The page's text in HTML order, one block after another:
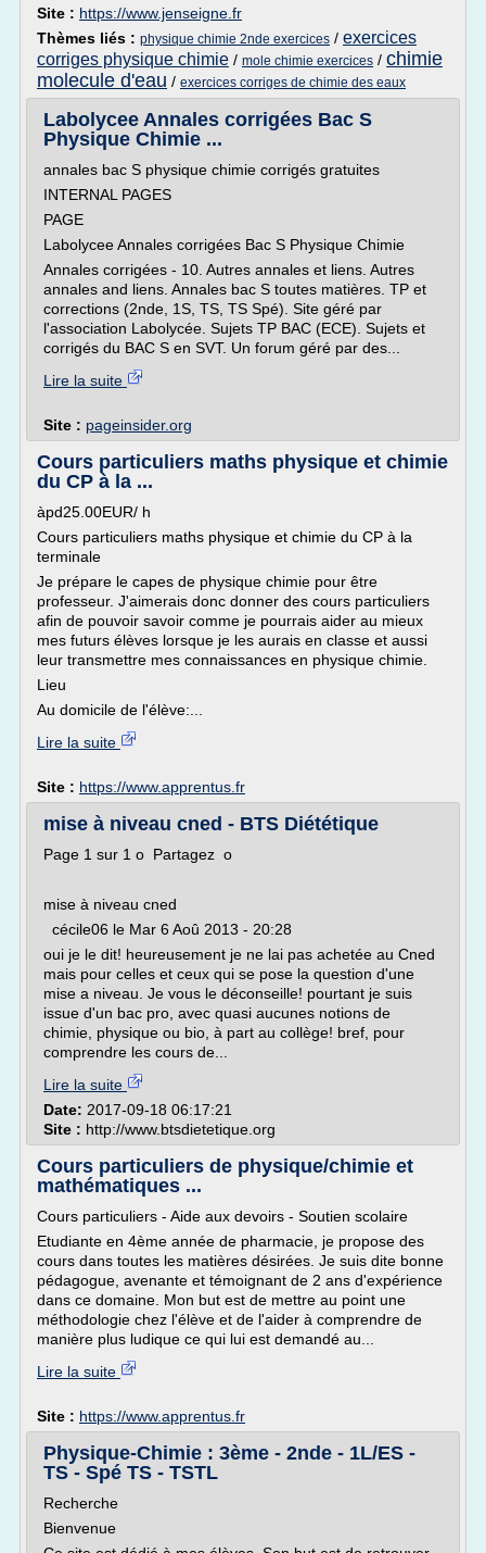
Site : https://www.jenseigne.fr
Thèmes liés : physique chimie 2nde exercices / exercices
corriges physique chimie / mole chimie exercices / chimie
molecule d'eau / exercices corriges de chimie des eaux
Labolycee Annales corrigées Bac S
Physique Chimie ...
annales bac S physique chimie corrigés gratuites
INTERNAL PAGES
PAGE
Labolycee Annales corrigées Bac S Physique Chimie
Annales corrigées - 10. Autres annales et liens. Autres
annales and liens. Annales bac S toutes matières. TP et
corrections (2nde, 1S, TS, TS Spé). Site géré par
l'association Labolycée. Sujets TP BAC (ECE). Sujets et
corrigés du BAC S en SVT. Un forum géré par des...
Lire la suite
Site : pageinsider.org
Cours particuliers maths physique et chimie
du CP à la ...
àpd25.00EUR/ h
Cours particuliers maths physique et chimie du CP à la
terminale
Je prépare le capes de physique chimie pour être
professeur. J'aimerais donc donner des cours particuliers
afin de pouvoir savoir comme je pourrais aider au mieux
mes futurs élèves lorsque je les aurais en classe et aussi
leur transmettre mes connaissances en physique chimie.
Lieu
Au domicile de l'élève:...
Lire la suite
Site : https://www.apprentus.fr
mise à niveau cned - BTS Diététique
Page 1 sur 1 o Partagez o
mise à niveau cned
cécile06 le Mar 6 Aoû 2013 - 20:28
oui je le dit! heureusement je ne lai pas achetée au Cned
mais pour celles et ceux qui se pose la question d'une
mise a niveau. Je vous le déconseille! pourtant je suis
issue d'un bac pro, avec quasi aucunes notions de
chimie, physique ou bio, à part au collège! bref, pour
comprendre les cours de...
Lire la suite
Date: 2017-09-18 06:17:21
Site : http://www.btsdietetique.org
Cours particuliers de physique/chimie et
mathématiques ...
Cours particuliers - Aide aux devoirs - Soutien scolaire
Etudiante en 4ème année de pharmacie, je propose des
cours dans toutes les matières désirées. Je suis dite bonne
pédagogue, avenante et témoignant de 2 ans d'expérience
dans ce domaine. Mon but est de mettre au point une
méthodologie chez l'élève et de l'aider à comprendre de
manière plus ludique ce qui lui est demandé au...
Lire la suite
Site : https://www.apprentus.fr
Physique-Chimie : 3ème - 2nde - 1L/ES -
TS - Spé TS - TSTL
Recherche
Bienvenue